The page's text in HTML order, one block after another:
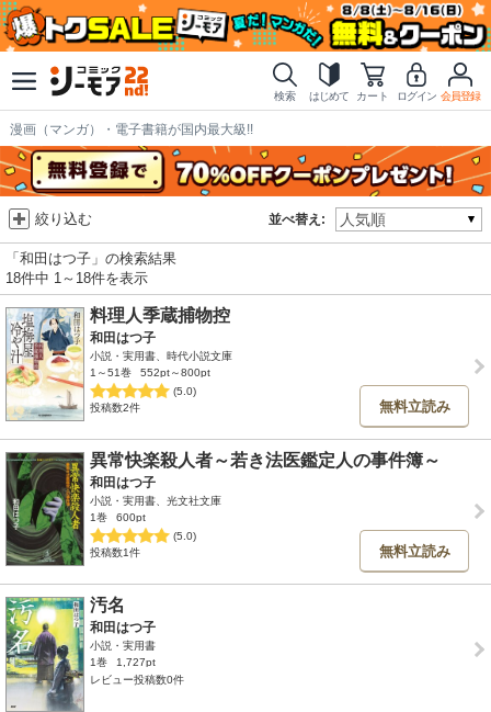
検索 はじめて カート ログイン 会員登録
漫画（マンガ）・電子書籍が国内最大級!!
並べ替え:
絞り込む
「和田はつ子」の検索結果
18件中 1～18件を表示
料理人季蔵捕物控
和田はつ子
小説・実用書、時代小説文庫
1～51巻
552pt～800pt
(5.0)
投稿数2件
無料立読み
異常快楽殺人者～若き法医鑑定人の事件簿～
和田はつ子
小説・実用書、光文社文庫
1巻
600pt
(5.0)
投稿数1件
無料立読み
汚名
和田はつ子
小説・実用書
1巻
1,727pt
レビュー投稿数0件